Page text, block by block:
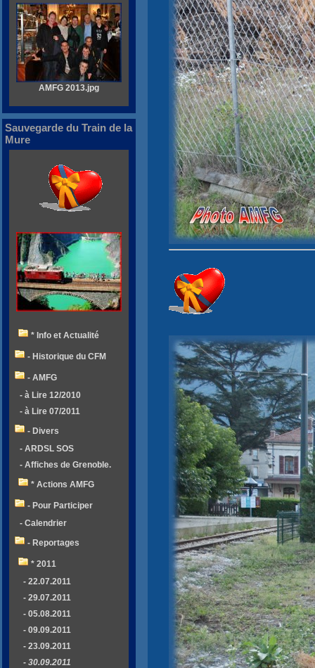
AMFG 2013.jpg
Sauvegarde du Train de la
Mure
* Info et Actualité
- Historique du CFM
- AMFG
- à Lire 12/2010
- à Lire 07/2011
- Divers
- ARDSL SOS
- Affiches de Grenoble.
* Actions AMFG
- Pour Participer
- Calendrier
- Reportages
* 2011
- 22.07.2011
- 29.07.2011
- 05.08.2011
- 09.09.2011
- 23.09.2011
- 30.09.2011